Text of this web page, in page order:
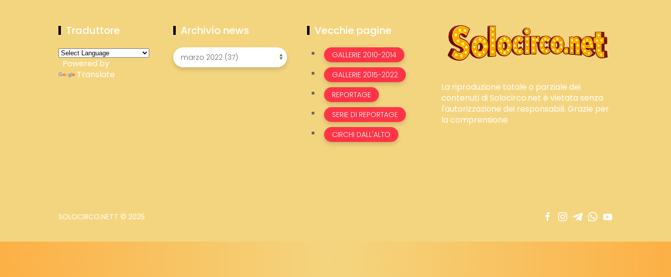
Traduttore
Powered by
Translate
Archivio news Vecchie pagine
GALLERIE 2010-2014
GALLERIE 2015-2022
REPORTAGE
SERIE DI REPORTAGE
CIRCHI DALL'ALTO
La riproduzione totale o parziale dei
contenuti di Solocirco.net è vietata senza
l'autorizzazione dei responsabili. Grazie per
la comprensione
SOLOCIRCO.NETT © 2025